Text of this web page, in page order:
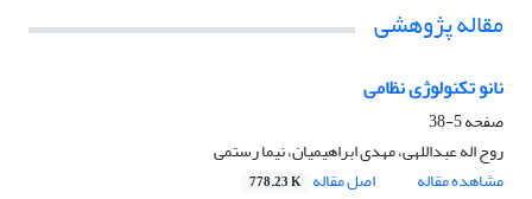
مقاله پژوهشی
نانو تکنولوژی نظامی
صفحه5-38
روح اله عبداللهی، مهدی ابراهیمیان، نیما رستمی
مشاهده مقاله
اصل مقاله 778.23 K